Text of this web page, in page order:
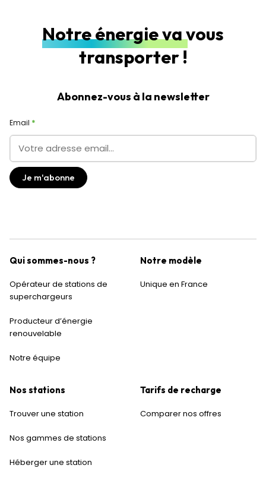
Notre énergie va vous
transporter !
Abonnez-vous à la newsletter
Email
Qui sommes-nous ?
Opérateur de stations de
superchargeurs
Producteur d’énergie
renouvelable
Notre équipe
Notre modèle
Unique en France
Nos stations
Trouver une station
Nos gammes de stations
Héberger une station
Tarifs de recharge
Comparer nos offres